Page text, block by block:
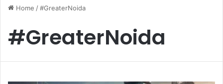
Home /#GreaterNoida
#GreaterNoida